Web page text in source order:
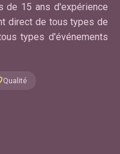
de 15 ans d'expérience
direct de tous types de
types d'événements
Qualité